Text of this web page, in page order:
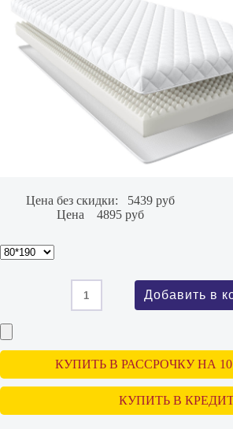
Цена без скидки:
5439 руб
Цена
4895 руб
КУПИТЬ В РАССРОЧКУ НА
КУПИТЬ В